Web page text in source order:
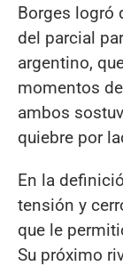
Borges logró
del parcial
argentino,
momentos
ambos
quiebre por
En la
tensión y
que le
Su próximo